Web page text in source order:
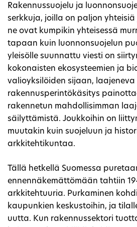
Rakennussuojelu ja
serkkuja, joilla on paljon
ne ovat kumpikin yhteisessä
tapaan kuin luonnonsuojelun
yleisölle suunnattu viesti on
kokonaisten ekosysteemien ja
valioyksilöiden sijaan, laajeneva
rakennusperintökäsitys
rakennetun mahdollisimman
säilyttämistä. Joukkoihin on
muutakin kuin suojeluun ja
arkkitehtikuntaa.
Tällä hetkellä Suomessa
ennennäkemättömään tahtiin
arkkitehtuuria. Purkaminen
kaupunkien keskustoihin, ja
uutta. Kun rakennussektori